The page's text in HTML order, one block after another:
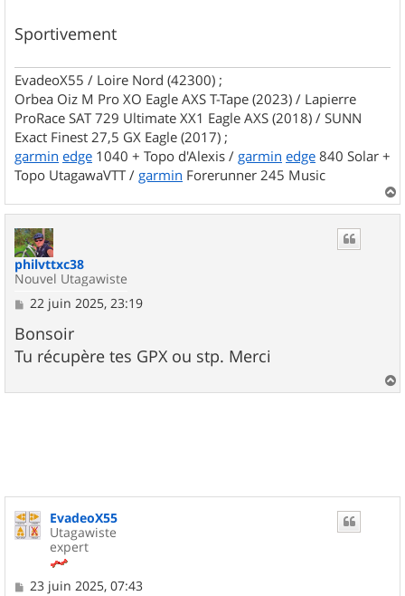
Sportivement
EvadeoX55 / Loire Nord (42300) ;
Orbea Oiz M Pro XO Eagle AXS T-Tape (2023) / Lapierre
ProRace SAT 729 Ultimate XX1 Eagle AXS (2018) / SUNN
Exact Finest 27,5 GX Eagle (2017) ;
garmin edge 1040 + Topo d'Alexis / garmin edge 840 Solar +
Topo UtagawaVTT / garmin Forerunner 245 Music
a
philvttxc38
Nouvel Utagawiste
M
s
s
a
e
22 juin 2025, 23:19
Bonsoir
Tu récupère tes GPX ou stp. Merci
a
EvadeoX55
Utagawiste
expert
M
23 juin 2025, 07:43